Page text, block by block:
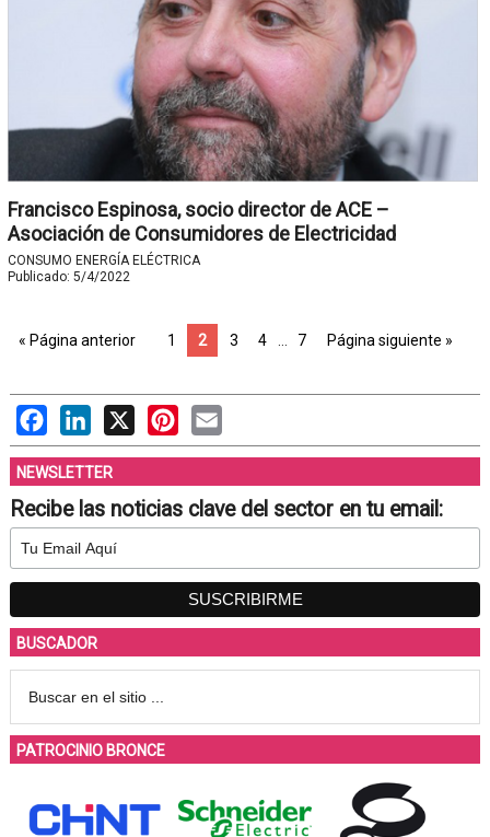
Francisco Espinosa, socio director de ACE –
Asociación de Consumidores de Electricidad
CONSUMO ENERGÍA ELÉCTRICA
Publicado: 5/4/2022
« Página anterior 1 2 3 4 … 7 Página siguiente »
FacebookLinkedIn Pinterest
NEWSLETTER
Recibe las noticias clave del sector en tu email:
BUSCADOR
PATROCINIO BRONCE